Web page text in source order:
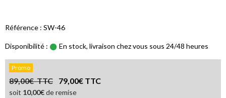
Référence : SW-46
Disponibilité : En stock, livraison chez vous sous 24/48 heures
Promo
89,00€ TTC 79,00€ TTC
soit 10,00€de remise